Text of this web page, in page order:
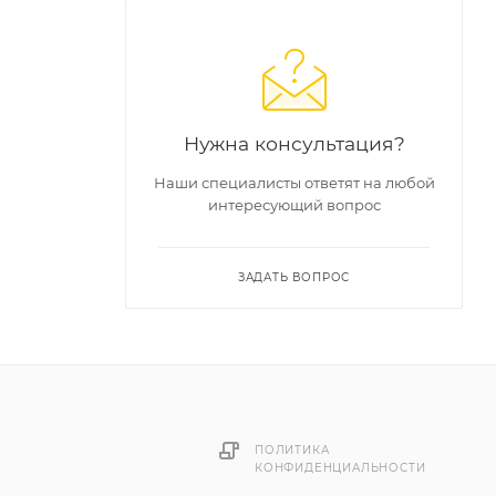
Нужна консультация?
Наши специалисты ответят на любой
интересующий вопрос
ЗАДАТЬ ВОПРОС
ПОЛИТИКА
КОНФИДЕНЦИАЛЬНОСТИ